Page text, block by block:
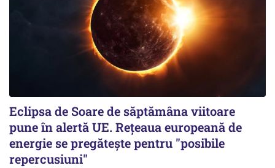
Eclipsa de Soare de săptămâna viitoare
pune în alertă UE. Rețeaua europeană de
energie se pregătește pentru "posibile
repercusiuni"